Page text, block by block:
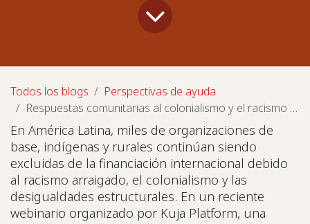
Todos los blogs
Perspectivas de ayuda
Respuestas comunitarias al colonialismo y el racismo en la filantropía en América Latina
En América Latina, miles de organizaciones de
base, indígenas y rurales continúan siendo
excluidas de la financiación internacional debido
al racismo arraigado, el colonialismo y las
desigualdades estructurales. En un reciente
webinario organizado por Kuja Platform, una